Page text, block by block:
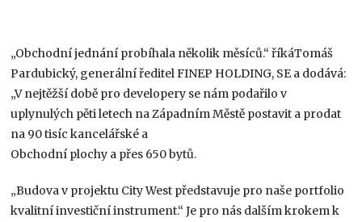
„Obchodní jednání probíhala několik měsíců.“ říkáTomáš
Pardubický, generální ředitel FINEP HOLDING, SE a dodává:
„V nejtěžší době pro developery se nám podařilo v
uplynulých pěti letech na Západním Městě postavit a prodat
na 90 tisíc kancelářské a
Obchodní plochy a přes 650 bytů.
„Budova v projektu City West představuje pro naše portfolio
kvalitní investiční instrument.“ Je pro nás dalším krokem k